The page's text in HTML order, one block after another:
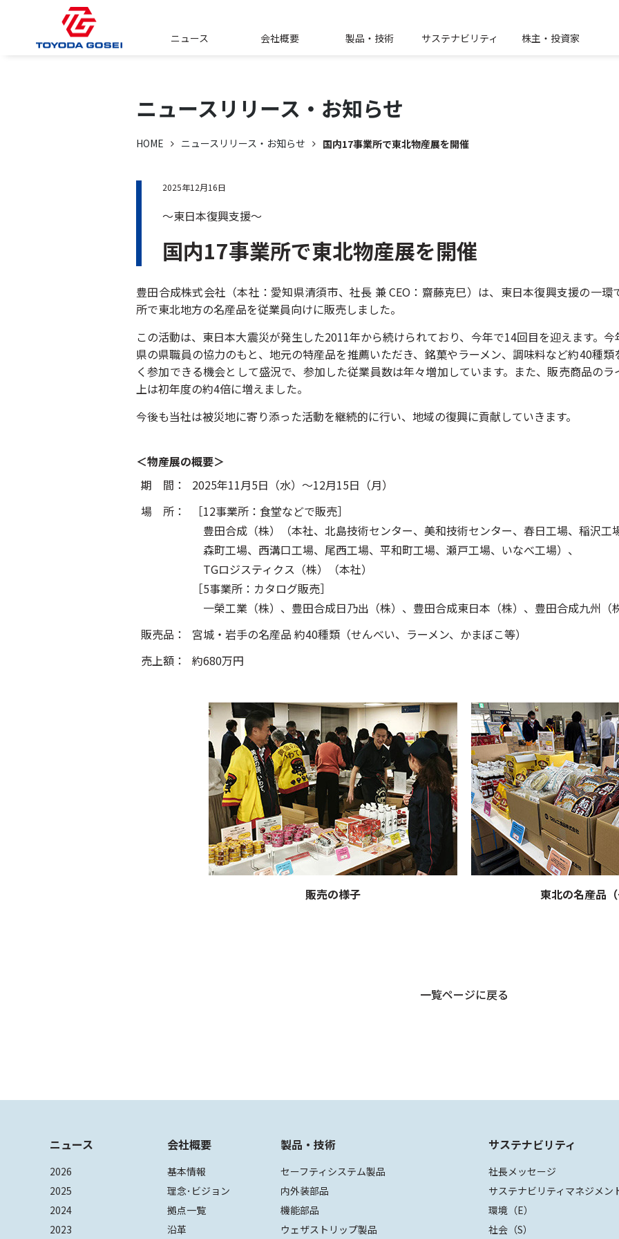
ニュース 会社概要 製品・技術 サステナビリティ 株主・投資家
ニュースリリース・ お知らせ
HOME ニュースリリース・お知らせ 国内17事業所で東北物産展を開催
2025年12月16日
～東日本復興支援～
国内17事業所で東北物産展を開催
豊田合成株式会社（本社：愛知県清須市、社長 兼 CEO：齋藤克巳）は、東日本復興支援の一
所で東北地方の名産品を従業員向けに販売しました。
この活動は、東日本大震災が発生した2011年から続けられており、今年で14回目を迎えます。
県の県職員の協力のもと、地元の特産品を推薦いただき、銘菓やラーメン、調味料など約40種
く参加できる機会として盛況で、参加した従業員数は年々増加しています。また、販売商品の
上は初年度の約4倍に増えました。
今後も当社は被災地に寄り添った活動を継続的に行い、地域の復興に貢献していきます。
＜物産展の概要＞
期 間：
2025年11月5日（水）～12月15日（月）
場 所：
［12事業所：食堂などで販売］
豊田合成（株）（本社、北島技術センター、美和技術センター、春日工場、稲沢工
森町工場、西溝口工場、尾西工場、平和町工場、瀬戸工場、いなべ工場）、
TGロジスティクス（株）（本社）
［5事業所：カタログ販売］
一榮工業（株）、豊田合成日乃出（株）、豊田合成東日本（株）、豊田合成九州（
販売品：
宮城・岩手の名産品 約40種類（せんべい、ラーメン、かまぼこ等）
売上額：
約680万円
販売の様子 東北の名産品
一覧ページに戻る
ニュース
2026
2025
2024
2023
会社概要
基本情報
理念･ビジョン
拠点一覧
沿革
製品・技術
セーフティシステム製品
内外装部品
機能部品
ウェザストリップ製品
サステナビリティ
社長メッセージ
サステナビリティマネジメン
環境（E）
社会（S）